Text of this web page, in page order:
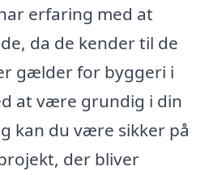
erfaring med at
da de kender til de
gælder for byggeri i
at være grundig i din
kan du være sikker på
der bliver